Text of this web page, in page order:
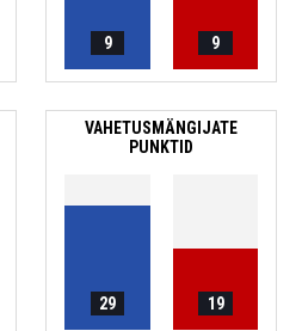
9 9
VAHETUSMÄNGIJATE
PUNKTID
29 19